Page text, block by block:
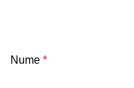
Nume *